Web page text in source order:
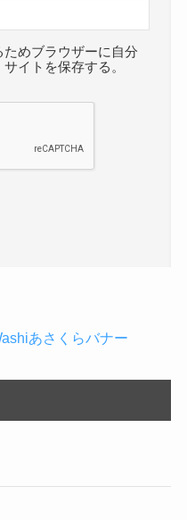
めブラウザーに自分
イトを保存する。